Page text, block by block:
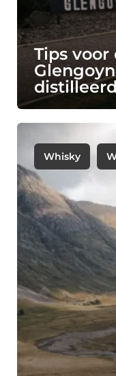
Tips voor
Whisky